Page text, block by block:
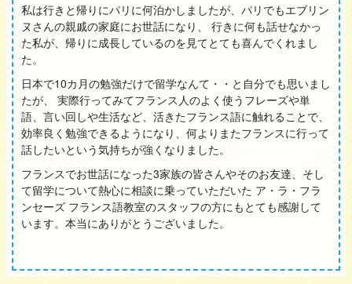
私は行きと帰りにパリに何泊かしましたが、パリでもエブリン
ヌさんの親戚の家庭にお世話になり、 行きに何も話せなかっ
た私が、帰りに成長しているのを見てとても喜んでくれまし
た。
日本で10カ月の勉強だけで留学なんて・・と自分でも思いまし
たが、 実際行ってみてフランス人のよく使うフレーズや単
語、言い回しや生活など、活きたフランス語に触れることで、
効率良く勉強できるようになり、何よりまたフランスに行って
話したいという気持ちが強くなりました。
フランスでお世話になった3家族の皆さんやそのお友達、そし
て留学について熱心に相談に乗っていただいた ア・ラ・フラ
ンセーズ フランス語教室のスタッフの方にもとても感謝して
います。本当にありがとうございました。